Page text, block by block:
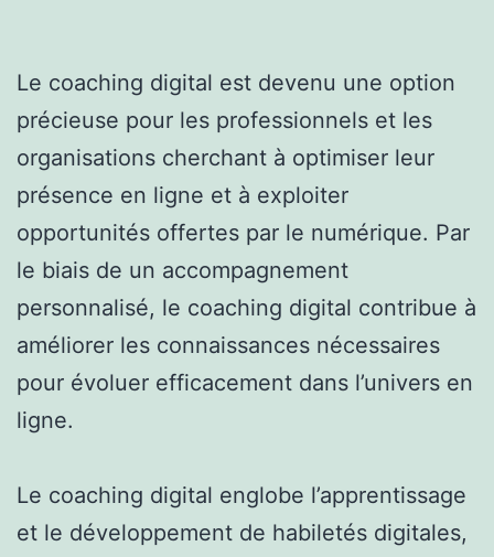
Le coaching digital est devenu une option
précieuse pour les professionnels et les
organisations cherchant à optimiser leur
présence en ligne et à exploiter
opportunités offertes par le numérique. Par
le biais de un accompagnement
personnalisé, le coaching digital contribue à
améliorer les connaissances nécessaires
pour évoluer efficacement dans l’univers en
ligne.
Le coaching digital englobe l’apprentissage
et le développement de habiletés digitales,